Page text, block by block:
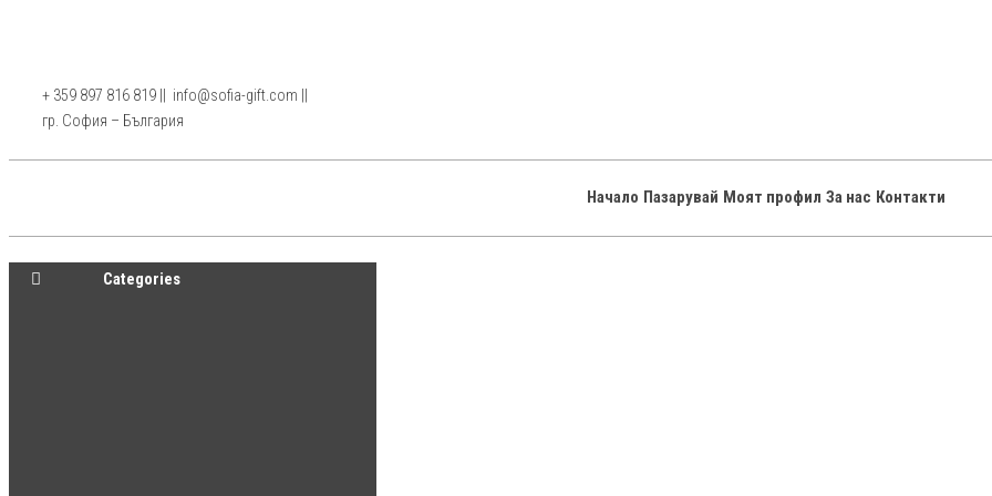
contentwww.sofia-
gift.com
ГР.
СОФИЯ,
0897
+ 359 897 816 819 || info@sofia-gift.com ||
гр. София – България
Начало Пазарувай Моят профил За нас Контакти
Categories